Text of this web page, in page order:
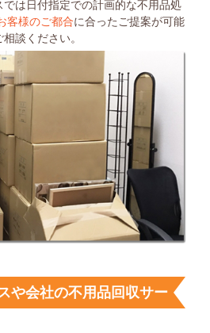
では日付指定での計画的な不用品処
客様のご都合に合ったご提案が可能
談ください。
や会社の不用品回収サー